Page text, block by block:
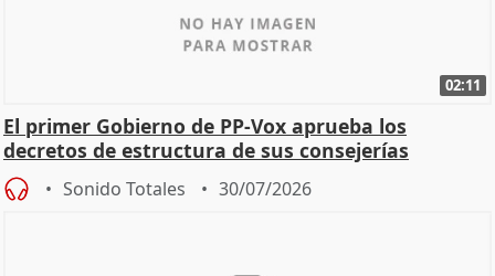
02:11
El primer Gobierno de PP-Vox aprueba los
decretos de estructura de sus consejerías
Sonido Totales 30/07/2026